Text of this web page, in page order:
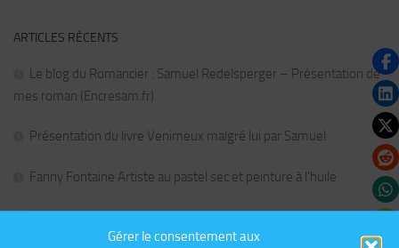
Gérer le consentement aux
ARTICLES RÉCENTS
Le blog du Romancier : Samuel Redelsperger – Présentation de
mes roman (Encresam.fr)
Présentation du livre Venimeux malgré lui par Samuel
Fanny Fontaine Artiste au pastel sec et peinture à l’huile